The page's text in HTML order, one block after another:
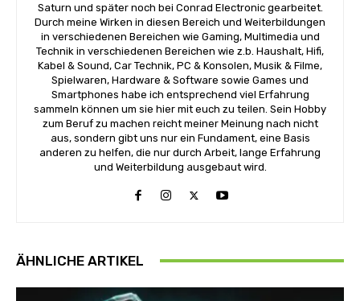
Saturn und später noch bei Conrad Electronic gearbeitet.
Durch meine Wirken in diesen Bereich und Weiterbildungen
in verschiedenen Bereichen wie Gaming, Multimedia und
Technik in verschiedenen Bereichen wie z.b. Haushalt, Hifi,
Kabel & Sound, Car Technik, PC & Konsolen, Musik & Filme,
Spielwaren, Hardware & Software sowie Games und
Smartphones habe ich entsprechend viel Erfahrung
sammeln können um sie hier mit euch zu teilen. Sein Hobby
zum Beruf zu machen reicht meiner Meinung nach nicht
aus, sondern gibt uns nur ein Fundament, eine Basis
anderen zu helfen, die nur durch Arbeit, lange Erfahrung
und Weiterbildung ausgebaut wird.
ÄHNLICHE ARTIKEL